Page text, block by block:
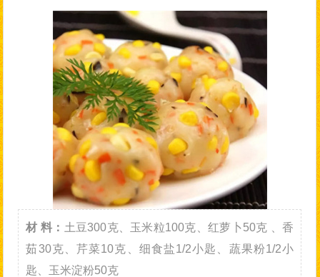
材 料： 土豆300克、玉米粒100克、红萝卜50克 、香
茹30克、芹菜10克、细食盐1/2小匙、蔬果粉1/2小
匙、玉米淀粉50克